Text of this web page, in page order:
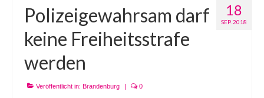
18
SEP. 2018
Polizeigewahrsam darf
keine Freiheitsstrafe
werden
Veröffentlicht in: Brandenburg | 0